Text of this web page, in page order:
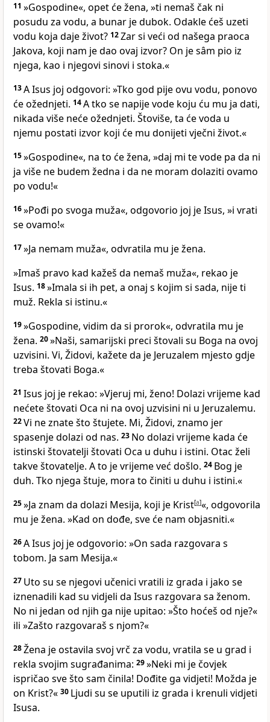
11 »Gospodine«, opet će žena, »ti nemaš čak ni
posudu za vodu, a bunar je dubok. Odakle ćeš uzeti
vodu koja daje život? 12Zar si veći od našega praoca
Jakova, koji nam je dao ovaj izvor? On je sâm pio iz
njega, kao i njegovi sinovi i stoka.«
13A Isus joj odgovori: »Tko god pije ovu vodu, ponovo
će ožednjeti. 14A tko se napije vode koju ću mu ja dati,
nikada više neće ožednjeti. Štoviše, ta će voda u
njemu postati izvor koji će mu donijeti vječni život.«
15»Gospodine«, na to će žena, »daj mi te vode pa da ni
ja više ne budem žedna i da ne moram dolaziti ovamo
po vodu!«
16»Pođi po svoga muža«, odgovorio joj je Isus, »i vrati
se ovamo!«
17»Ja nemam muža«, odvratila mu je žena.
»Imaš pravo kad kažeš da nemaš muža«, rekao je
Isus. 18»Imala si ih pet, a onaj s kojim si sada, nije ti
muž. Rekla si istinu.«
19»Gospodine, vidim da si prorok«, odvratila mu je
žena. 20»Naši, samarijski preci štovali su Boga na ovoj
uzvisini. Vi, Židovi, kažete da je Jeruzalem mjesto gdje
treba štovati Boga.«
21 Isus joj je rekao: »Vjeruj mi, ženo! Dolazi vrijeme kad
nećete štovati Oca ni na ovoj uzvisini ni u Jeruzalemu.
22Vi ne znate što štujete. Mi, Židovi, znamo jer
spasenje dolazi od nas. 23 No dolazi vrijeme kada će
istinski štovatelji štovati Oca u duhu i istini. Otac želi
takve štovatelje. A to je vrijeme već došlo. 24 Bog je
duh. Tko njega štuje, mora to činiti u duhu i istini.«
25»Ja znam da dolazi Mesija, koji je Krist[a]«, odgovorila
mu je žena. »Kad on dođe, sve će nam objasniti.«
26A Isus joj je odgovorio: »On sada razgovara s
tobom. Ja sam Mesija.«
27 Uto su se njegovi učenici vratili iz grada i jako se
iznenadili kad su vidjeli da Isus razgovara sa ženom.
No ni jedan od njih ga nije upitao: »Što hoćeš od nje?«
ili »Zašto razgovaraš s njom?«
28Žena je ostavila svoj vrč za vodu, vratila se u grad i
rekla svojim sugrađanima: 29»Neki mi je čovjek
ispričao sve što sam činila! Dođite ga vidjeti! Možda je
on Krist?« 30 Ljudi su se uputili iz grada i krenuli vidjeti
Isusa.